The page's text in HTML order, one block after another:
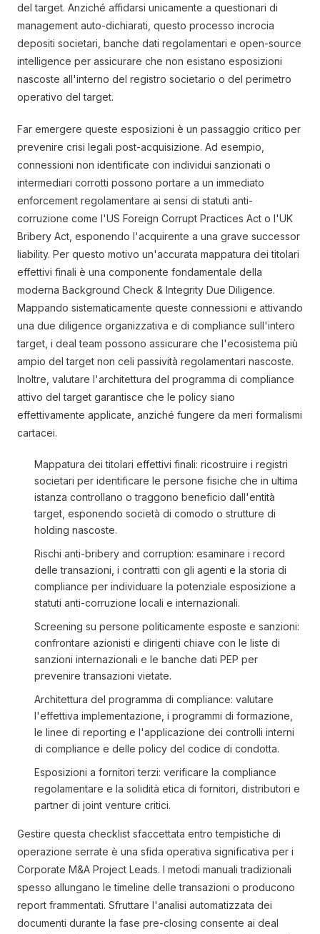
del target. Anziché affidarsi unicamente a questionari di
management auto-dichiarati, questo processo incrocia
depositi societari, banche dati regolamentari e open-source
intelligence per assicurare che non esistano esposizioni
nascoste all'interno del registro societario o del perimetro
operativo del target.
Far emergere queste esposizioni è un passaggio critico per
prevenire crisi legali post-acquisizione. Ad esempio,
connessioni non identificate con individui sanzionati o
intermediari corrotti possono portare a un immediato
enforcement regolamentare ai sensi di statuti anti-
corruzione come l'US Foreign Corrupt Practices Act o l'UK
Bribery Act, esponendo l'acquirente a una grave successor
liability. Per questo motivo un'accurata mappatura dei titolari
effettivi finali è una componente fondamentale della
moderna Background Check & Integrity Due Diligence.
Mappando sistematicamente queste connessioni e attivando
una due diligence organizzativa e di compliance sull'intero
target, i deal team possono assicurare che l'ecosistema più
ampio del target non celi passività regolamentari nascoste.
Inoltre, valutare l'architettura del programma di compliance
attivo del target garantisce che le policy siano
effettivamente applicate, anziché fungere da meri formalismi
cartacei.
Mappatura dei titolari effettivi finali: ricostruire i registri
societari per identificare le persone fisiche che in ultima
istanza controllano o traggono beneficio dall'entità
target, esponendo società di comodo o strutture di
holding nascoste.
Rischi anti-bribery and corruption: esaminare i record
delle transazioni, i contratti con gli agenti e la storia di
compliance per individuare la potenziale esposizione a
statuti anti-corruzione locali e internazionali.
Screening su persone politicamente esposte e sanzioni:
confrontare azionisti e dirigenti chiave con le liste di
sanzioni internazionali e le banche dati PEP per
prevenire transazioni vietate.
Architettura del programma di compliance: valutare
l'effettiva implementazione, i programmi di formazione,
le linee di reporting e l'applicazione dei controlli interni
di compliance e delle policy del codice di condotta.
Esposizioni a fornitori terzi: verificare la compliance
regolamentare e la solidità etica di fornitori, distributori e
partner di joint venture critici.
Gestire questa checklist sfaccettata entro tempistiche di
operazione serrate è una sfida operativa significativa per i
Corporate M&A Project Leads. I metodi manuali tradizionali
spesso allungano le timeline delle transazioni o producono
report frammentati. Sfruttare l'analisi automatizzata dei
documenti durante la fase pre-closing consente ai deal